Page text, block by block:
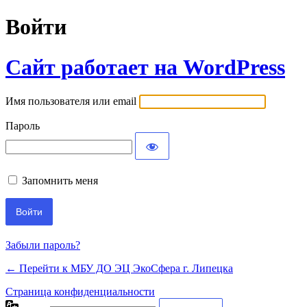
Войти
Сайт работает на WordPress
Имя пользователя или email
Пароль
Запомнить меня
Забыли пароль?
← Перейти к МБУ ДО ЭЦ ЭкоСфера г. Липецка
Страница конфиденциальности